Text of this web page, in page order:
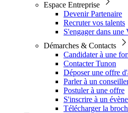
Espace Entreprise
Devenir Partenaire
Recruter vos talents
S'engager dans une
Démarches & Contacts
Candidater à une
Contacter Tunon
Déposer une offre
Parler à un
Postuler à une offre
S'inscrire à un
Télécharger la